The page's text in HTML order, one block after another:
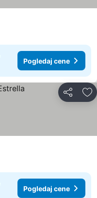
Pogledaj cene
Deli
Pogledaj cene